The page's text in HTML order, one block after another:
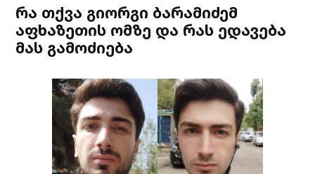
რა თქვა გიორგი ბარამიძემ
აფხაზეთის ომზე და რას ედავება
მას გამოძიება